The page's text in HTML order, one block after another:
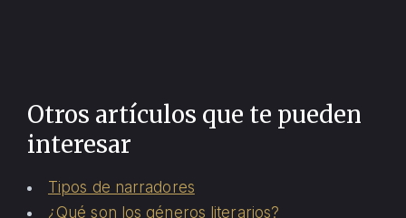
Otros artículos que te pueden
interesar
Tipos de narradores
¿Qué son los géneros literarios?